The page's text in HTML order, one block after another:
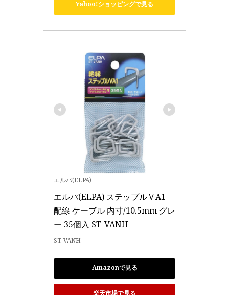
Yahoo!ショッピングで見る
エルパ(ELPA)
エルパ(ELPA) ステップルＶA1
配線 ケーブル 内寸/10.5mm グレ
ー 35個入 ST-VANH
ST-VANH
Amazonで見る